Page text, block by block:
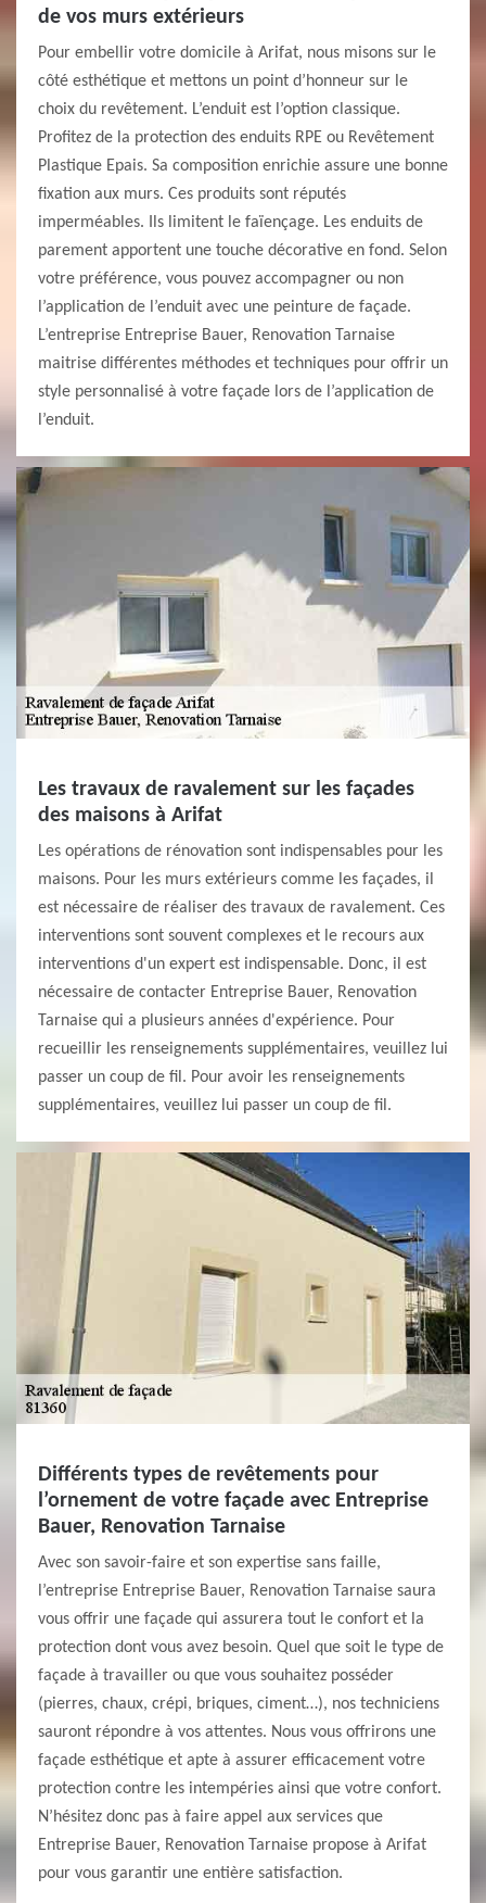
de vos murs extérieurs
Pour embellir votre domicile à Arifat, nous misons sur le
côté esthétique et mettons un point d’honneur sur le
choix du revêtement. L’enduit est l’option classique.
Profitez de la protection des enduits RPE ou Revêtement
Plastique Epais. Sa composition enrichie assure une bonne
fixation aux murs. Ces produits sont réputés
imperméables. Ils limitent le faïençage. Les enduits de
parement apportent une touche décorative en fond. Selon
votre préférence, vous pouvez accompagner ou non
l’application de l’enduit avec une peinture de façade.
L’entreprise Entreprise Bauer, Renovation Tarnaise
maitrise différentes méthodes et techniques pour offrir un
style personnalisé à votre façade lors de l’application de
l’enduit.
Les travaux de ravalement sur les façades
des maisons à Arifat
Les opérations de rénovation sont indispensables pour les
maisons. Pour les murs extérieurs comme les façades, il
est nécessaire de réaliser des travaux de ravalement. Ces
interventions sont souvent complexes et le recours aux
interventions d'un expert est indispensable. Donc, il est
nécessaire de contacter Entreprise Bauer, Renovation
Tarnaise qui a plusieurs années d'expérience. Pour
recueillir les renseignements supplémentaires, veuillez lui
passer un coup de fil. Pour avoir les renseignements
supplémentaires, veuillez lui passer un coup de fil.
Différents types de revêtements pour
l’ornement de votre façade avec Entreprise
Bauer, Renovation Tarnaise
Avec son savoir-faire et son expertise sans faille,
l’entreprise Entreprise Bauer, Renovation Tarnaise saura
vous offrir une façade qui assurera tout le confort et la
protection dont vous avez besoin. Quel que soit le type de
façade à travailler ou que vous souhaitez posséder
(pierres, chaux, crépi, briques, ciment…), nos techniciens
sauront répondre à vos attentes. Nous vous offrirons une
façade esthétique et apte à assurer efficacement votre
protection contre les intempéries ainsi que votre confort.
N’hésitez donc pas à faire appel aux services que
Entreprise Bauer, Renovation Tarnaise propose à Arifat
pour vous garantir une entière satisfaction.